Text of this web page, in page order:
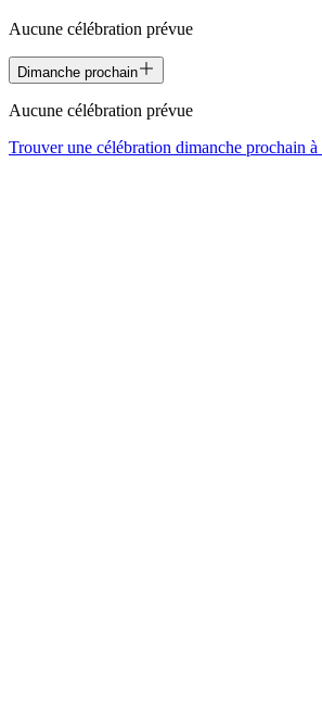
Aucune célébration prévue
Dimanche prochain
Aucune célébration prévue
Trouver une célébration dimanche prochain à